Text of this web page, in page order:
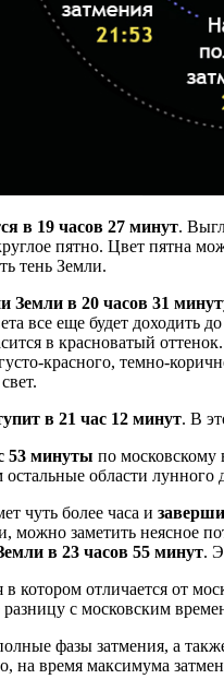
в 19 часов 27 минут.
пятно. Цвет пятна
тень Земли.
Земли в 20 часов 31
все еще будет
в красноватый
красного, темно-
в 21 час 12 минут. В
53 минуты по московскому
области лунного
чуть более часа и
можно заметить неясное
в 23 часов 55 минут.
котором отличается от
с московским
фазы затмения, а
на время максимума